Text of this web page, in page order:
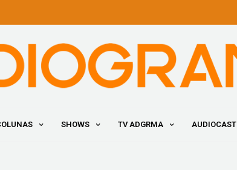
SHOWS TV ADGRMA AUDIOCAST